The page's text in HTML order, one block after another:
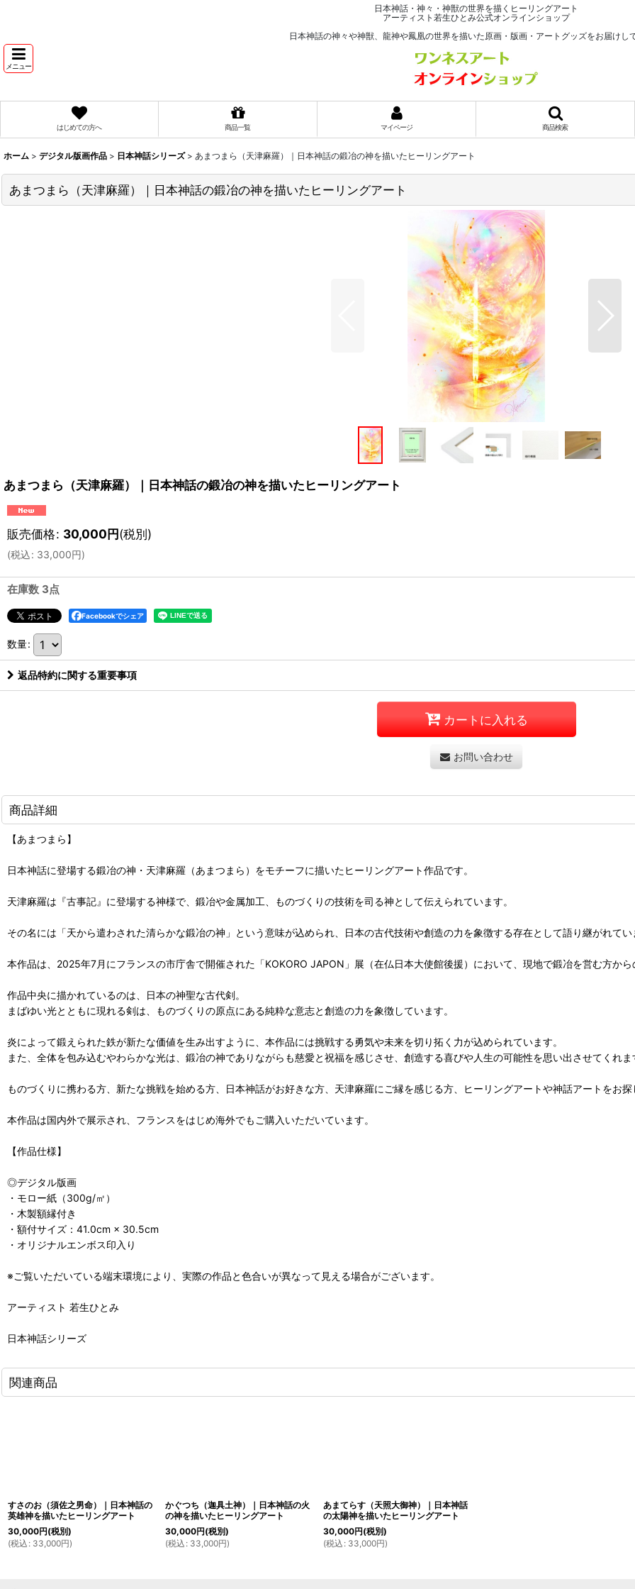
日本神話・神々・神獣の世界を描くヒーリングアート
アーティスト若生ひとみ公式オンラインショップ
日本神話の神々や神獣、龍神や鳳凰の世界を描いた原画・版画・アートグッズをお届けし
メニュー
はじめての方へ 商品一覧 マイページ 商品検索
ホーム > デジタル版画作品 > 日本神話シリーズ > あまつまら（天津麻羅）｜日本神話の鍛冶の神を描いたヒーリングアート
あまつまら（天津麻羅）｜日本神話の鍛冶の神を描いたヒーリングアート
あまつまら（天津麻羅）｜日本神話の鍛冶の神を描いたヒーリングアート
販売価格: 30,000円(税別)
(税込: 33,000円)
在庫数 3点
Facebookでシェア
数量:
返品特約に関する重要事項
カートに入れる
お問い合わせ
商品詳細
【あまつまら】
日本神話に登場する鍛冶の神・天津麻羅（あまつまら）をモチーフに描いたヒーリングアート作品です。
天津麻羅は『古事記』に登場する神様で、鍛冶や金属加工、ものづくりの技術を司る神として伝えられています。
その名には「天から遣わされた清らかな鍛冶の神」という意味が込められ、日本の古代技術や創造の力を象徴する存在として語り継がれてい
本作品は、2025年7月にフランスの市庁舎で開催された「KOKORO JAPON」展（在仏日本大使館後援）において、現地で鍛冶を営む方か
作品中央に描かれているのは、日本の神聖な古代剣。
まばゆい光とともに現れる剣は、ものづくりの原点にある純粋な意志と創造の力を象徴しています。
炎によって鍛えられた鉄が新たな価値を生み出すように、本作品には挑戦する勇気や未来を切り拓く力が込められています。
また、全体を包み込むやわらかな光は、鍛冶の神でありながらも慈愛と祝福を感じさせ、創造する喜びや人生の可能性を思い出させてくれま
ものづくりに携わる方、新たな挑戦を始める方、日本神話がお好きな方、天津麻羅にご縁を感じる方、ヒーリングアートや神話アートをお
本作品は国内外で展示され、フランスをはじめ海外でもご購入いただいています。
【作品仕様】
◎デジタル版画
・モロー紙（300g/㎡）
・木製額縁付き
・額付サイズ：41.0cm × 30.5cm
・オリジナルエンボス印入り
※ご覧いただいている端末環境により、実際の作品と色合いが異なって見える場合がございます。
アーティスト 若生ひとみ
日本神話シリーズ
関連商品
すさのお（須佐之男命）｜日本神話の
英雄神を描いたヒーリングアート
30,000円(税別)
(税込 : 33,000円)
かぐつち（迦具土神）｜日本神話の火
の神を描いたヒーリングアート
30,000円(税別)
(税込 : 33,000円)
あまてらす（天照大御神）｜日本神話
の太陽神を描いたヒーリングアート
30,000円(税別)
(税込 : 33,000円)